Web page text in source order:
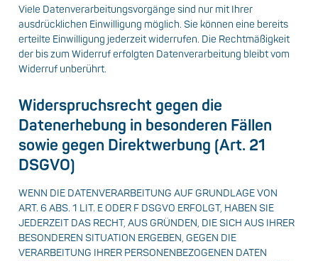
Viele Datenverarbeitungsvorgänge sind nur mit Ihrer
ausdrücklichen Einwilligung möglich. Sie können eine bereits
erteilte Einwilligung jederzeit widerrufen. Die Rechtmäßigkeit
der bis zum Widerruf erfolgten Datenverarbeitung bleibt vom
Widerruf unberührt.
Widerspruchsrecht gegen die
Datenerhebung in besonderen Fällen
sowie gegen Direktwerbung (Art. 21
DSGVO)
WENN DIE DATENVERARBEITUNG AUF GRUNDLAGE VON
ART. 6 ABS. 1 LIT. E ODER F DSGVO ERFOLGT, HABEN SIE
JEDERZEIT DAS RECHT, AUS GRÜNDEN, DIE SICH AUS IHRER
BESONDEREN SITUATION ERGEBEN, GEGEN DIE
VERARBEITUNG IHRER PERSONENBEZOGENEN DATEN